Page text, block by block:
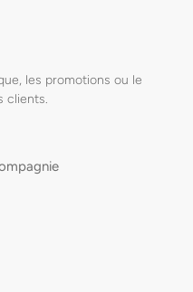
les promotions ou le
clients.